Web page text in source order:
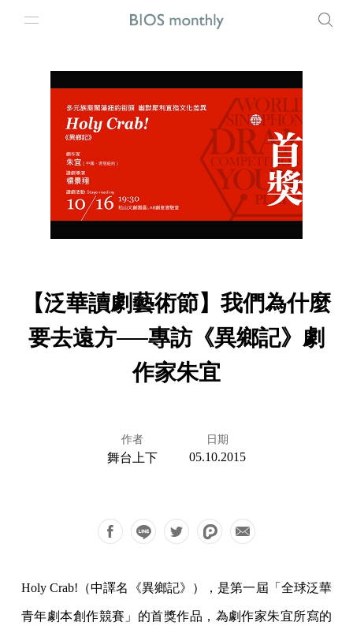
【泛華讀劇藝術節】我們為什麼
要去遠方──專訪《異鄉記》劇
作家朱宜
作者
舞台上下
日期
05.10.2015
Holy Crab!（中譯名《異鄉記》），是第一屆「全球泛華
青年劇本創作競賽」的首獎作品，為劇作家朱宜所寫的